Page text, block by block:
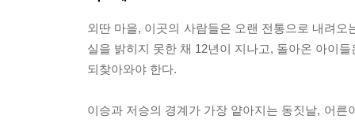
외딴 마을, 이곳의 사람들은 오랜 전통으로 내려
실을 밝히지 못한 채 12년이 지나고, 돌아온 아이
되찾아와야 한다.
이승과 저승의 경계가 가장 얕아지는 동짓날, 어